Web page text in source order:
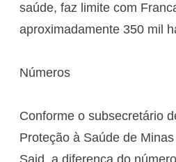
saúde, faz limite com
aproximadamente 350 mil
Números
Conforme o subsecretário
Proteção à Saúde de